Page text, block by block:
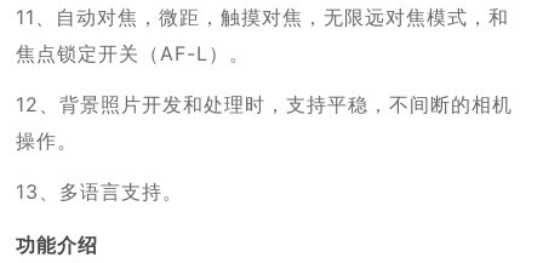
11、自动对焦，微距，触摸对焦，无限远对焦模式，和
焦点锁定开关（AF-L）。
12、背景照片开发和处理时，支持平稳，不间断的相机
操作。
13、多语言支持。
功能介绍